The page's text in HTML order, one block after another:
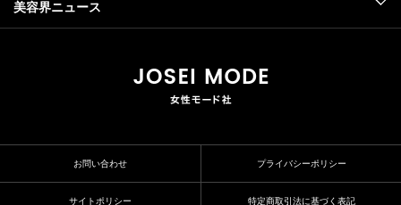
美容界ニュース
お問い合わせ プライバシーポリシー
サイトポリシー 特定商取引法に基づく表記